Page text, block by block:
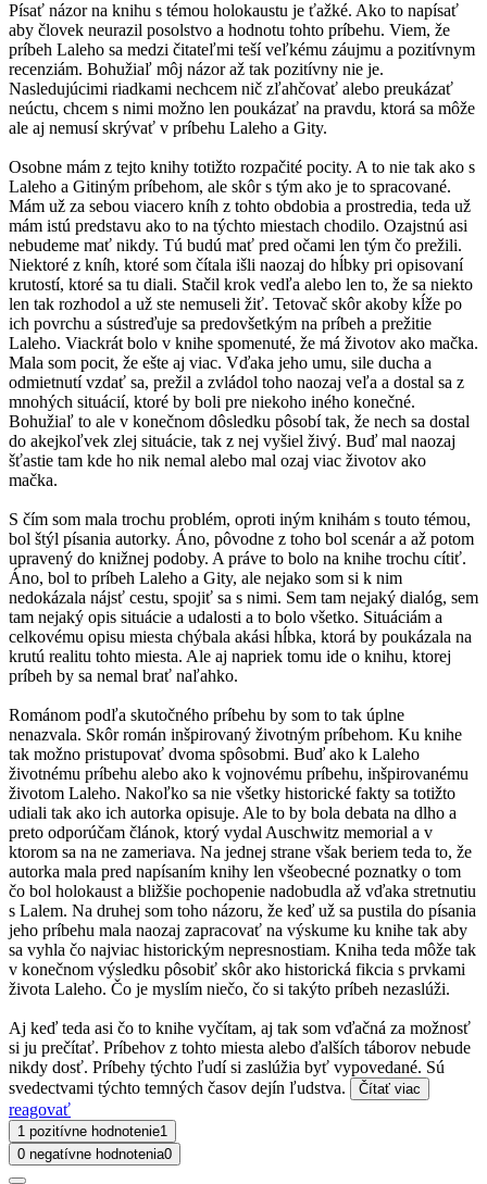
Písať názor na knihu s témou holokaustu je ťažké. Ako to napísať
aby človek neurazil posolstvo a hodnotu tohto príbehu. Viem, že
príbeh Laleho sa medzi čitateľmi teší veľkému záujmu a pozitívnym
recenziám. Bohužiaľ môj názor až tak pozitívny nie je.
Nasledujúcimi riadkami nechcem nič zľahčovať alebo preukázať
neúctu, chcem s nimi možno len poukázať na pravdu, ktorá sa môže
ale aj nemusí skrývať v príbehu Laleho a Gity.
Osobne mám z tejto knihy totižto rozpačité pocity. A to nie tak ako s
Laleho a Gitiným príbehom, ale skôr s tým ako je to spracované.
Mám už za sebou viacero kníh z tohto obdobia a prostredia, teda už
mám istú predstavu ako to na týchto miestach chodilo. Ozajstnú asi
nebudeme mať nikdy. Tú budú mať pred očami len tým čo prežili.
Niektoré z kníh, ktoré som čítala išli naozaj do hĺbky pri opisovaní
krutostí, ktoré sa tu diali. Stačil krok vedľa alebo len to, že sa niekto
len tak rozhodol a už ste nemuseli žiť. Tetovač skôr akoby kĺže po
ich povrchu a sústreďuje sa predovšetkým na príbeh a prežitie
Laleho. Viackrát bolo v knihe spomenuté, že má životov ako mačka.
Mala som pocit, že ešte aj viac. Vďaka jeho umu, sile ducha a
odmietnutí vzdať sa, prežil a zvládol toho naozaj veľa a dostal sa z
mnohých situácií, ktoré by boli pre niekoho iného konečné.
Bohužiaľ to ale v konečnom dôsledku pôsobí tak, že nech sa dostal
do akejkoľvek zlej situácie, tak z nej vyšiel živý. Buď mal naozaj
šťastie tam kde ho nik nemal alebo mal ozaj viac životov ako
mačka.
S čím som mala trochu problém, oproti iným knihám s touto témou,
bol štýl písania autorky. Áno, pôvodne z toho bol scenár a až potom
upravený do knižnej podoby. A práve to bolo na knihe trochu cítiť.
Áno, bol to príbeh Laleho a Gity, ale nejako som si k nim
nedokázala nájsť cestu, spojiť sa s nimi. Sem tam nejaký dialóg, sem
tam nejaký opis situácie a udalosti a to bolo všetko. Situáciám a
celkovému opisu miesta chýbala akási hĺbka, ktorá by poukázala na
krutú realitu tohto miesta. Ale aj napriek tomu ide o knihu, ktorej
príbeh by sa nemal brať naľahko.
Románom podľa skutočného príbehu by som to tak úplne
nenazvala. Skôr román inšpirovaný životným príbehom. Ku knihe
tak možno pristupovať dvoma spôsobmi. Buď ako k Laleho
životnému príbehu alebo ako k vojnovému príbehu, inšpirovanému
životom Laleho. Nakoľko sa nie všetky historické fakty sa totižto
udiali tak ako ich autorka opisuje. Ale to by bola debata na dlho a
preto odporúčam článok, ktorý vydal Auschwitz memorial a v
ktorom sa na ne zameriava. Na jednej strane však beriem teda to, že
autorka mala pred napísaním knihy len všeobecné poznatky o tom
čo bol holokaust a bližšie pochopenie nadobudla až vďaka stretnutiu
s Lalem. Na druhej som toho názoru, že keď už sa pustila do písania
jeho príbehu mala naozaj zapracovať na výskume ku knihe tak aby
sa vyhla čo najviac historickým nepresnostiam. Kniha teda môže tak
v konečnom výsledku pôsobiť skôr ako historická fikcia s prvkami
života Laleho. Čo je myslím niečo, čo si takýto príbeh nezaslúži.
Aj keď teda asi čo to knihe vyčítam, aj tak som vďačná za možnosť
si ju prečítať. Príbehov z tohto miesta alebo ďalších táborov nebude
nikdy dosť. Príbehy týchto ľudí si zaslúžia byť vypovedané. Sú
svedectvami týchto temných časov dejín ľudstva.
Čítať viac
reagovať
1 pozitívne hodnotenie1
0 negatívne hodnotenia0